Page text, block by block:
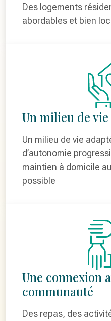
Des logements
abordables et bien
Un milieu de
Un milieu de vie
d’autonomie
maintien à domicile
possible
Une connexion
communauté
Des repas, des